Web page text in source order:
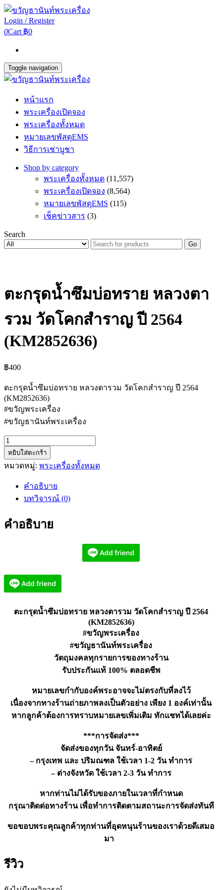
Login / Register
0Cart ฿0
Toggle navigation
หน้าแรก
พระเครื่องเปิดจอง
พระเครื่องทั้งหมด
หมายเลขพัสดุEMS
วิธีการเช่าบูชา
Shop by category
พระเครื่องทั้งหมด (11,557)
พระเครื่องเปิดจอง (8,564)
หมายเลขพัสดุEMS (115)
เช็คข่าวสาร (3)
Search
Go
ตะกรุดน้ำซึมบ่อทราย หลวงตา
รวม วัดโคกสำราญ ปี 2564
(KM2852636)
฿400
ตะกรุดน้ำซึมบ่อทราย หลวงตารวม วัดโคกสำราญ ปี 2564
(KM2852636)
#ขวัญพระเครื่อง
#ขวัญธานันท์พระเครื่อง
จำนวน
ตะกรุด
น้ำซึม
รวม
ปี
2564
หยิบใส่ตะกร้า
หมวดหมู่: พระเครื่องทั้งหมด
คำอธิบาย
บทวิจารณ์ (0)
คำอธิบาย
ตะกรุดน้ำซึมบ่อทราย หลวงตารวม วัดโคกสำราญ ปี 2564
(KM2852636)
#ขวัญพระเครื่อง
#ขวัญธานันท์พระเครื่อง
วัตถุมงคลทุกรายการของทางร้าน
รับประกันแท้ 100% ตลอดชีพ
หมายเลขกำกับองค์พระอาจจะไม่ตรงกับที่ลงไว้
เนื่องจากทางร้านถ่ายภาพลงเป็นตัวอย่าง เพียง 1 องค์เท่านั้น
หากลูกค้าต้องการทราบหมายเลขเพิ่มเติม ทักแชทได้เลยค่ะ
***การจัดส่ง***
จัดส่งของทุกวัน จันทร์-อาทิตย์
– กรุงเทพ และ ปริมณฑล ใช้เวลา 1-2 วัน ทำการ
– ต่างจังหวัด ใช้เวลา 2-3 วัน ทำการ
หากท่านไม่ได้รับของภายในเวลาที่กำหนด
กรุณาติดต่อทางร้าน เพื่อทำการติดตามสถานะการจัดส่งทันที
ขอขอบพระคุณลูกค้าทุกท่านที่อุดหนุนร้านของเราด้วยดีเสมอ
มา
รีวิว